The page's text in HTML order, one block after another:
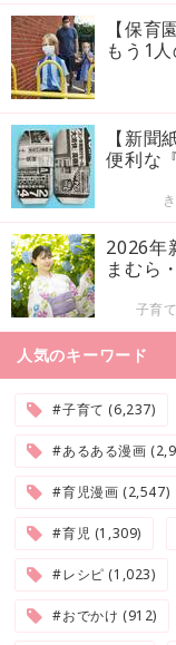
【保育
もう1
【新
便利な
2026年
まむら
子育
人気のキーワード
#子育て (6,237)
#あるある漫画
#育児漫画 (2,547)
#育児 (1,309)
#レシピ (1,023)
#おでかけ (912)